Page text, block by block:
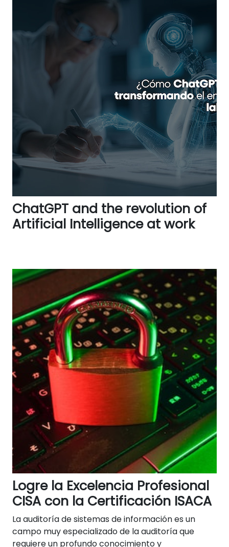
ChatGPT and the revolution of
Artificial Intelligence at work
Logre la Excelencia Profesional
CISA con la Certificación ISACA
La auditoría de sistemas de información es un
campo muy especializado de la auditoría que
requiere un profundo conocimiento y